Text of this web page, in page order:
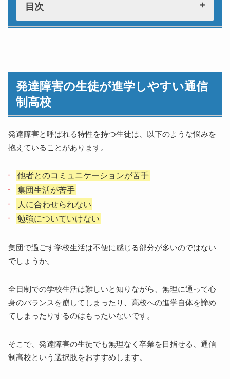
目次
1.学習の個別指導をしてくれるか
2.心理カウンセラーによるサポートがあるか
3.勉強の遅れをカバーしてくれるか
発達障害は様々な特徴がある
広汎性発達障害
学習障害（LD）
発達障害のグレーゾーンとは
発達障害でも全日制の普通級に通うことも可能
サポート体制がある通信制高校を選ぼう
発達障害の生徒が進学しやすい通信
制高校
発達障害と呼ばれる特性を持つ生徒は、以下のような悩みを
抱えていることがあります。
他者とのコミュニケーションが苦手
集団生活が苦手
人に合わせられない
勉強についていけない
集団で過ごす学校生活は不便に感じる部分が多いのではない
でしょうか。
全日制での学校生活は難しいと知りながら、無理に通って心
身のバランスを崩してしまったり、高校への進学自体を諦め
てしまったりするのはもったいないです。
そこで、発達障害の生徒でも無理なく卒業を目指せる、通信
制高校という選択肢をおすすめします。